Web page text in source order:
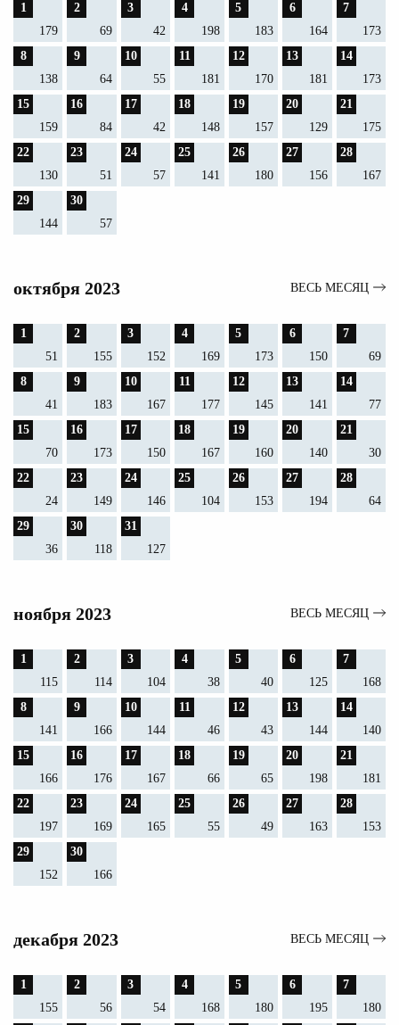
1
179
2
69
3
42
4
198
5
183
6
164
7
173
8
138
9
64
10
55
11
181
12
170
13
181
14
173
15
159
16
84
17
42
18
148
19
157
20
129
21
175
22
130
23
51
24
57
25
141
26
180
27
156
28
167
29
144
30
57
октября 2023 ВЕСЬ МЕСЯЦ
1
51
2
155
3
152
4
169
5
173
6
150
7
69
8
41
9
183
10
167
11
177
12
145
13
141
14
77
15
70
16
173
17
150
18
167
19
160
20
140
21
30
22
24
23
149
24
146
25
104
26
153
27
194
28
64
29
36
30
118
31
127
ноября 2023 ВЕСЬ МЕСЯЦ
1
115
2
114
3
104
4
38
5
40
6
125
7
168
8
141
9
166
10
144
11
46
12
43
13
144
14
140
15
166
16
176
17
167
18
66
19
65
20
198
21
181
22
197
23
169
24
165
25
55
26
49
27
163
28
153
29
152
30
166
декабря 2023 ВЕСЬ МЕСЯЦ
1
155
2
56
3
54
4
168
5
180
6
195
7
180